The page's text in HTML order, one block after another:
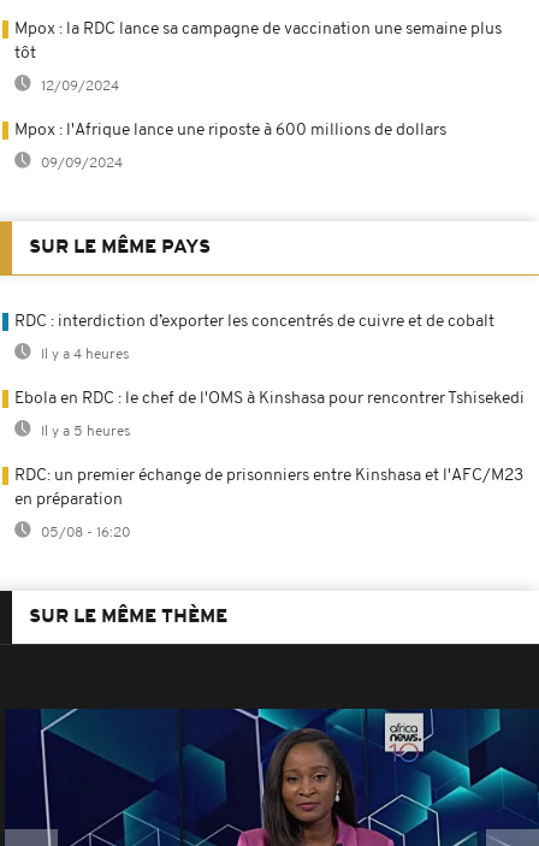
Mpox : la RDC lance sa campagne de vaccination une semaine plus
tôt
12/09/2024
Mpox : l'Afrique lance une riposte à 600 millions de dollars
09/09/2024
SUR LE MÊME PAYS
RDC : interdiction d’exporter les concentrés de cuivre et de cobalt
Il y a 4 heures
Ebola en RDC : le chef de l'OMS à Kinshasa pour rencontrer Tshisekedi
Il y a 5 heures
RDC: un premier échange de prisonniers entre Kinshasa et l'AFC/M23
en préparation
05/08 - 16:20
SUR LE MÊME THÈME